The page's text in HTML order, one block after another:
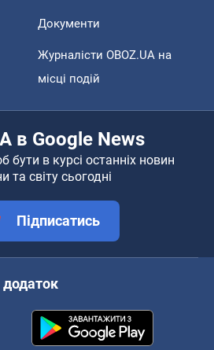
Документи
Журналісти OBOZ.UA на
місці подій
в Google News
бути в курсі останніх новин
та світу сьогодні
Підписатись